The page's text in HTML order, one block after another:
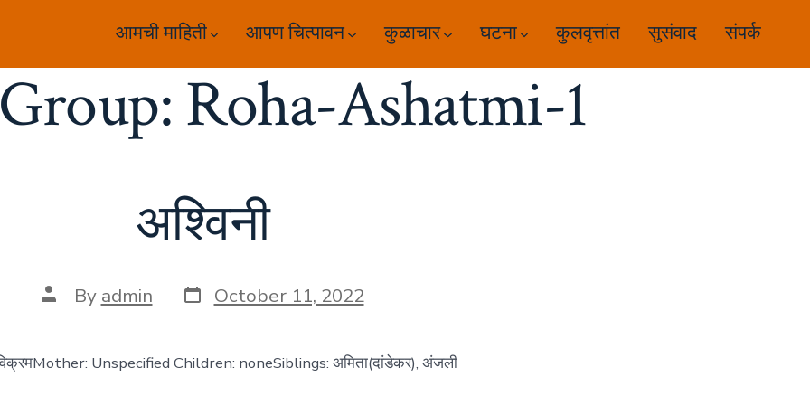
आमची माहिती आपण चित्पावन कुळाचार घटना कुलवृत्तांत सुसंवाद संपर्क
Roha-Ashatmi-1
अश्विनी
Post
author
By admin Post
date
October 11, 2022
Unspecified Children: noneSiblings: अमिता(दांडेकर), अंजली